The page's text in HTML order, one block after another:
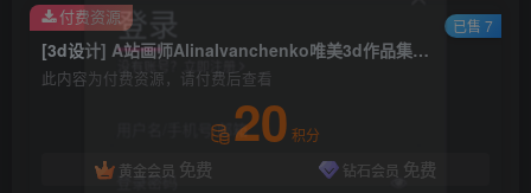
[3d设计] A站画师AlinaIvanchenko唯美3d作品集 205p
此内容为付费资源，请付费后查看
20 积分
黄金会员 免费 钻石会员 免费
付费资源 已售 7
没有账号？立即注册
用户名/手机号/邮箱
登录密码